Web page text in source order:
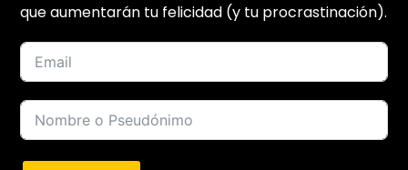
que aumentarán tu felicidad (y tu procrastinación).